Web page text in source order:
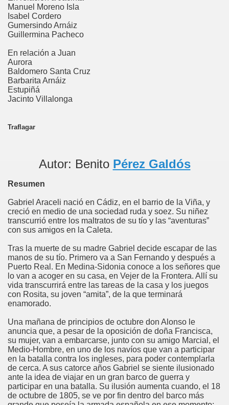
Manuel Moreno Isla
Isabel Cordero
Gumersindo Arnáiz
Guillermina Pacheco
En relación a Juan
Aurora
Baldomero Santa Cruz
Barbarita Arnáiz
Estupiñá
Jacinto Villalonga
Traflagar
Autor: Benito Pérez Galdós
Resumen
Gabriel Araceli nació en Cádiz, en el barrio de la Viña, y
creció en medio de una sociedad ruda y soez. Su niñez
transcurrió entre los maltratos de su tío y las “aventuras”
con sus amigos en la Caleta.
Tras la muerte de su madre Gabriel decide escapar de las
manos de su tío. Primero va a San Fernando y después a
Puerto Real. En Medina-Sidonia conoce a los señores que
lo van a acoger en su casa, en Vejer de la Frontera. Allí su
vida transcurrirá entre las tareas de la casa y los juegos
con Rosita, su joven “amita”, de la que terminará
enamorado.
Una mañana de principios de octubre don Alonso le
anuncia que, a pesar de la oposición de doña Francisca,
su mujer, van a embarcarse, junto con su amigo Marcial, el
Medio-Hombre, en uno de los navíos que van a participar
en la batalla contra los ingleses, para poder contemplarla
de cerca. A sus catorce años Gabriel se siente ilusionado
ante la idea de viajar en un gran barco de guerra y
participar en una batalla. Su ilusión aumenta cuando, el 18
de octubre de 1805, se ve por fin dentro del barco más